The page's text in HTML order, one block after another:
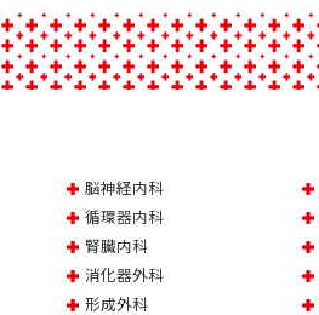
脳神経内科
循環器内科
腎臓内科
消化器外科
形成外科